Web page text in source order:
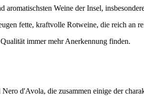
Weine der Insel,
fette, kraftvolle Rotweine, die reich an
immer mehr Anerkennung finden.
d'Avola, die zusammen einige der